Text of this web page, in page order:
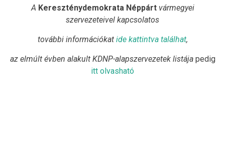
A Kereszténydemokrata Néppárt vármegyei
szervezeteivel kapcsolatos
további információkat ide kattintva találhat,
az elmúlt évben alakult KDNP-alapszervezetek listája pedig
itt olvasható